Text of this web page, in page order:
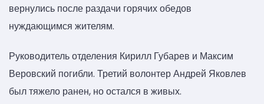
вернулись после раздачи горячих обедов
нуждающимся жителям.
Руководитель отделения Кирилл Губарев и Максим
Веровский погибли. Третий волонтер Андрей Яковлев
был тяжело ранен, но остался в живых.